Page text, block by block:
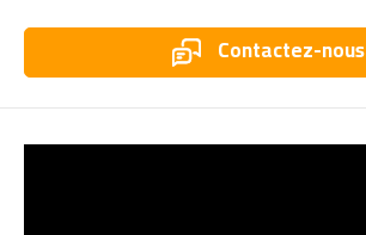
Contactez-nous